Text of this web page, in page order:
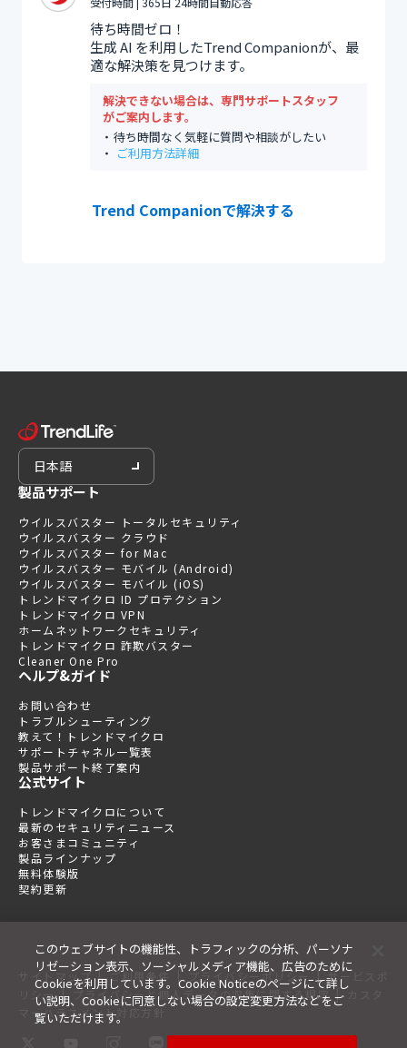
待ち時間ゼロ！
生成 AI を利用したTrend Companionが、最
適な解決策を見つけます。
解決できない場合は、専門サポートスタッフ
がご案内します。
待ち時間なく気軽に質問や相談がしたい
ご利用方法詳細
Trend Companionで解決する
日本語
製品サポート
ウイルスバスター トータルセキュリティ
ウイルスバスター クラウド
ウイルスバスター for Mac
ウイルスバスター モバイル (Android)
ウイルスバスター モバイル (iOS)
トレンドマイクロ ID プロテクション
トレンドマイクロ VPN
ホームネットワークセキュリティ
トレンドマイクロ 詐欺バスター
Cleaner One Pro
ヘルプ&ガイド
お問い合わせ
トラブルシューティング
教えて！トレンドマイクロ
サポートチャネル一覧表
製品サポート終了案内
公式サイト
トレンドマイクロについて
最新のセキュリティニュース
お客さまコミュニティ
製品ラインナップ
無料体験版
契約更新
サイトマップ | ご利用条件 プライバシーポリシー | サービスポ
リシー | プライバシーと個人データの収集に関する規定 |
マーハラスメント対応方針
このウェブサイトの機能性、トラフィックの分析、パーソナ
リゼーション表示、ソーシャルメディア機能、広告のために
Cookieを利用しています。Cookie Noticeのページにて詳し
い説明、Cookieに同意しない場合の設定変更方法などをご
覧いただけます。